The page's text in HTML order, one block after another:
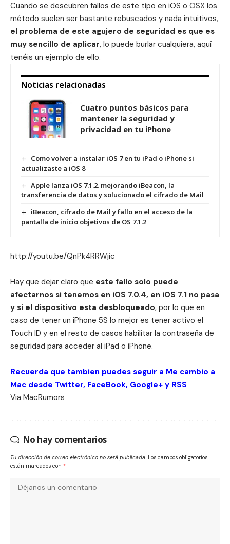
Cuando se descubren fallos de este tipo en iOS o OSX los
método suelen ser bastante rebuscados y nada intuitivos,
el problema de este agujero de seguridad es que es
muy sencillo de aplicar, lo puede burlar cualquiera, aquí
tenéis un ejemplo de ello.
Noticias relacionadas
Cuatro puntos básicos para
mantener la seguridad y
privacidad en tu iPhone
Como volver a instalar iOS 7 en tu iPad o iPhone si
actualizaste a iOS 8
Apple lanza iOS 7.1.2. mejorando iBeacon, la
transferencia de datos y solucionado el cifrado de Mail
iBeacon, cifrado de Mail y fallo en el acceso de la
pantalla de inicio objetivos de OS 7.1.2
http://youtu.be/QnPk4RRWjic
Hay que dejar claro que este fallo solo puede
afectarnos si tenemos en iOS 7.0.4, en iOS 7.1 no pasa
y si el dispositivo esta desbloqueado, por lo que en
caso de tener un iPhone 5S lo mejor es tener activo el
Touch ID y en el resto de casos habilitar la contraseña de
seguridad para acceder al iPad o iPhone.
Recuerda que tambien puedes seguir a Me cambio a
Mac desde Twitter, FaceBook, Google+ y RSS
Via MacRumors
No hay comentarios
Tu dirección de correo electrónico no será publicada. Los campos obligatorios
están marcados con *